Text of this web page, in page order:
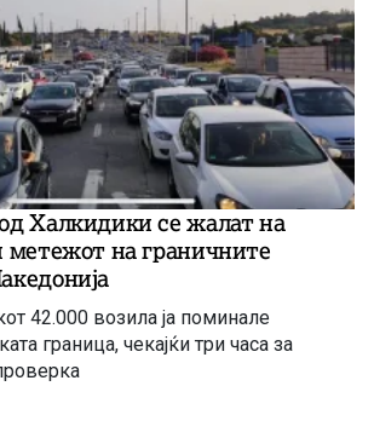
Халкидики се жалат на
метежот на граничните
42.000 возила ја поминале
граница, чекајќи три часа за